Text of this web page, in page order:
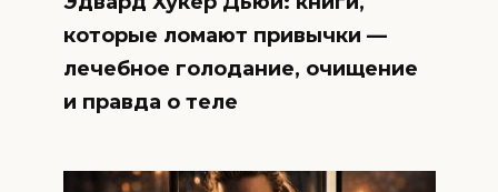
которые ломают привычки —
лечебное голодание, очищение
и правда о теле